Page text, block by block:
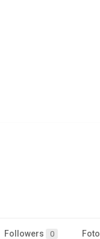
Followers 0 Foto